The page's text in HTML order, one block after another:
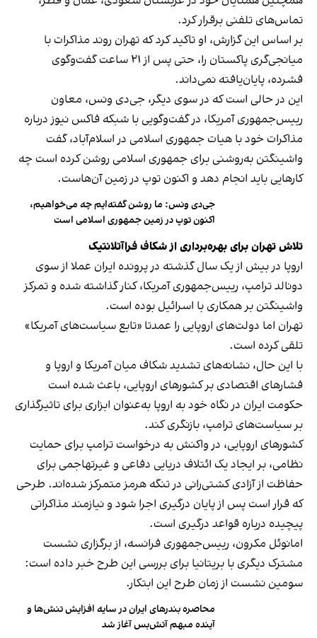
تماس‌های تلفنی برقرار کرد.
بر اساس این گزارش، او تاکید کرد که تهران روند مذاکرات با
میانجی‌گری پاکستان را، حتی پس از ۲۱ ساعت گفت‌وگوی
فشرده، پایان‌یافته نمی‌داند.
این در حالی است که در سوی دیگر، جی‌دی ونس، معاون
رییس‌جمهوری آمریکا، در گفت‌وگویی با شبکه فاکس نیوز درباره
مذاکرات خود با هیات جمهوری اسلامی در اسلام‌آباد، گفت
واشینگتن به‌روشنی برای جمهوری اسلامی روشن کرده است چه
کارهایی باید انجام دهد و اکنون توپ در زمین آن‌هاست.
جی‌دی ونس: ما روشن گفته‌ایم چه می‌خواهیم،
اکنون توپ در زمین جمهوری اسلامی است
تلاش تهران برای بهره‌برداری از شکاف فراآتلانتیک
اروپا در بیش از یک سال گذشته در پرونده ایران عملا از سوی
دونالد ترامپ، رییس‌جمهوری آمریکا، کنار گذاشته شده و تمرکز
واشینگتن بر همکاری با اسرائیل بوده است.
تهران اما دولت‌های اروپایی را عمدتا «تابع سیاست‌های آمریکا»
تلقی کرده است.
با این حال، نشانه‌های تشدید شکاف میان آمریکا و اروپا و
فشارهای اقتصادی بر کشورهای اروپایی، باعث شده است
حکومت ایران در نگاه خود به اروپا به‌عنوان ابزاری برای تاثیرگذاری
بر سیاست‌های ترامپ، بازنگری کند.
کشورهای اروپایی، در واکنش به درخواست ترامپ برای حمایت
نظامی، بر ایجاد یک ائتلاف دریایی دفاعی و غیرتهاجمی برای
حفاظت از آزادی کشتی‌رانی در تنگه هرمز متمرکز شده‌اند. طرحی
که قرار است پس از پایان درگیری اجرا شود و نیازمند مذاکراتی
پیچیده درباره قواعد درگیری است.
امانوئل مکرون، رییس‌جمهوری فرانسه، از برگزاری نشست
مشترک دیگری با بریتانیا برای بررسی این طرح خبر داده است:
سومین نشست از زمان طرح این ابتکار.
محاصره بندرهای ایران در سایه افزایش تنش‌ها و
آینده مبهم آتش‌بس آغاز شد